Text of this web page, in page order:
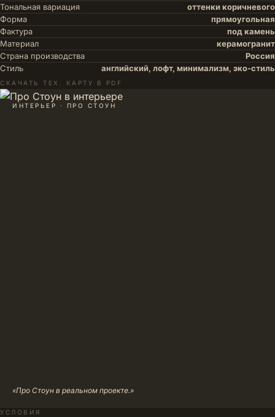
Тональная вариация
оттенки коричневого
Форма
прямоугольная
Фактура
под камень
Материал
керамогранит
Страна производства
Россия
Стиль
английский, лофт, минимализм, эко-стиль
СКАЧАТЬ ТЕХ. КАРТУ В PDF
ИНТЕРЬЕР · ПРО СТОУН
«Про Стоун в реальном проекте.»
УСЛОВИЯ